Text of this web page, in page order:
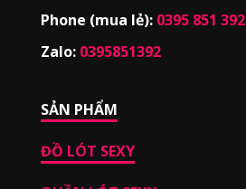
Phone (mua lẻ): 0395 851 392
Zalo: 0395851392
SẢN PHẨM
ĐỒ LÓT SEXY